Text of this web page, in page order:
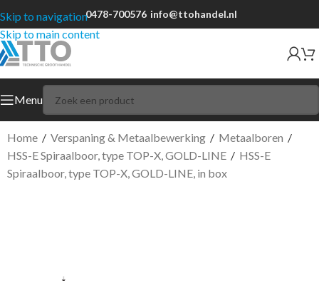
Skip to navigation
Skip to main content
0478-700576 info@ttohandel.nl
Menu
Home / Verspaning & Metaalbewerking / Metaalboren /
HSS-E Spiraalboor, type TOP-X, GOLD-LINE / HSS-E
Spiraalboor, type TOP-X, GOLD-LINE, in box